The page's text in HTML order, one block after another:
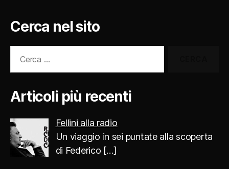
Cerca nel sito
Articoli più recenti
Fellini alla radio
Un viaggio in sei puntate alla scoperta
di Federico […]